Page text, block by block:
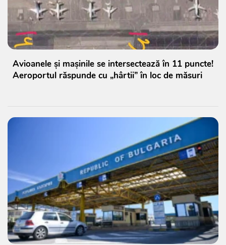
Avioanele și mașinile se intersectează în 11 puncte!
Aeroportul răspunde cu „hârtii” în loc de măsuri